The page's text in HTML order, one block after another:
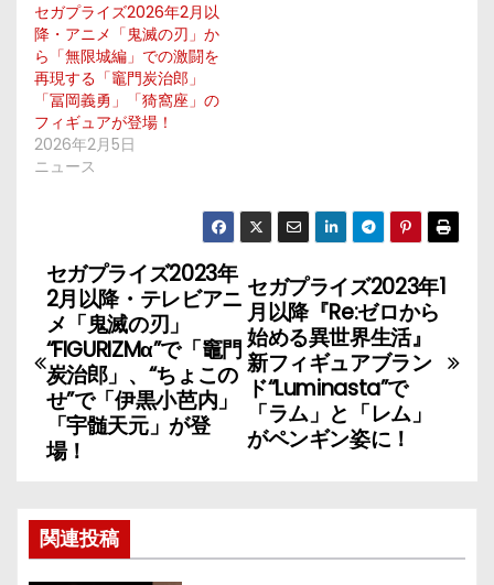
セガプライズ2026年2月以
降・アニメ「鬼滅の刃」か
ら「無限城編」での激闘を
再現する「竈門炭治郎」
「冨岡義勇」「猗窩座」の
フィギュアが登場！
2026年2月5日
ニュース
投
稿
ナ
ビ
ゲ
ー
シ
セガプライズ2023年1
月以降『Re:ゼロから
始める異世界生活』
新フィギュアブラン
ド“Luminasta”で
「ラム」と「レム」
がペンギン姿に！
セガプライズ2023年
2月以降・テレビアニ
メ「鬼滅の刃」
“FIGURIZMα”で「竈門
炭治郎」、“ちょこの
せ”で「伊黒小芭内」
「宇髄天元」が登
場！
関連投稿